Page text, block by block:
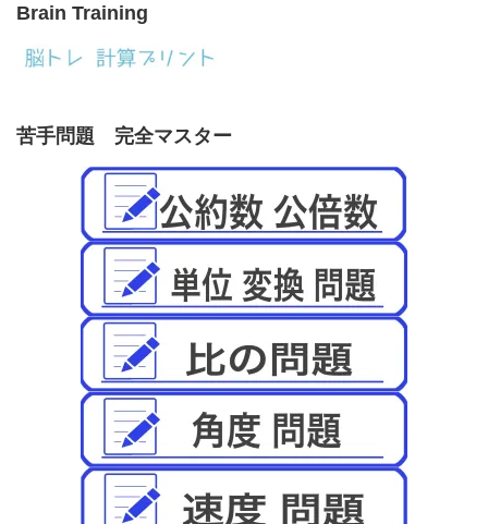
Brain Training
苦手問題 完全マスター